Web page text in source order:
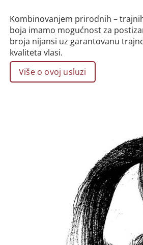
Kombinovanjem prirodnih –
boja imamo mogućnost za
broja nijansi uz garantovanu
kvaliteta vlasi.
Više o ovoj usluzi